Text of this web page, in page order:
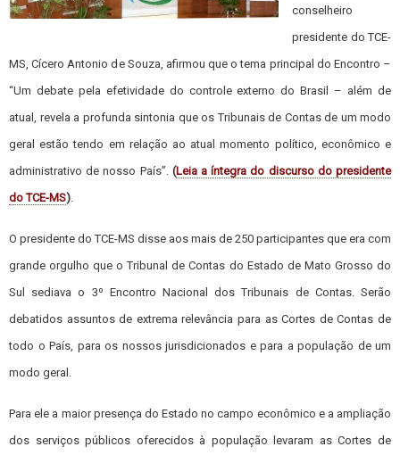
conselheiro
presidente do TCE-
MS, Cícero Antonio de Souza, afirmou que o tema principal do Encontro –
“Um debate pela efetividade do controle externo do Brasil – além de
atual, revela a profunda sintonia que os Tribunais de Contas de um modo
geral estão tendo em relação ao atual momento político, econômico e
administrativo de nosso País”. (Leia a íntegra do discurso do presidente
do TCE-MS).
O presidente do TCE-MS disse aos mais de 250 participantes que era com
grande orgulho que o Tribunal de Contas do Estado de Mato Grosso do
Sul sediava o 3º Encontro Nacional dos Tribunais de Contas. Serão
debatidos assuntos de extrema relevância para as Cortes de Contas de
todo o País, para os nossos jurisdicionados e para a população de um
modo geral.
Para ele a maior presença do Estado no campo econômico e a ampliação
dos serviços públicos oferecidos à população levaram as Cortes de